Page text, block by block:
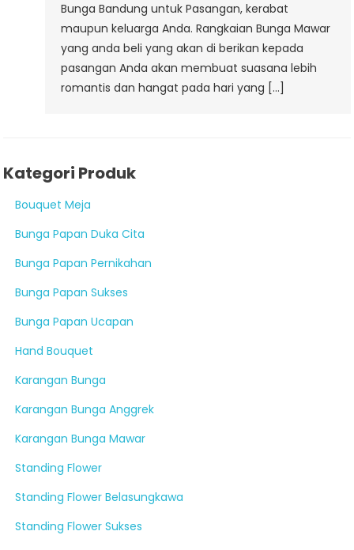
Bunga Bandung untuk Pasangan, kerabat
maupun keluarga Anda. Rangkaian Bunga Mawar
yang anda beli yang akan di berikan kepada
pasangan Anda akan membuat suasana lebih
romantis dan hangat pada hari yang […]
Kategori Produk
Bouquet Meja
Bunga Papan Duka Cita
Bunga Papan Pernikahan
Bunga Papan Sukses
Bunga Papan Ucapan
Hand Bouquet
Karangan Bunga
Karangan Bunga Anggrek
Karangan Bunga Mawar
Standing Flower
Standing Flower Belasungkawa
Standing Flower Sukses